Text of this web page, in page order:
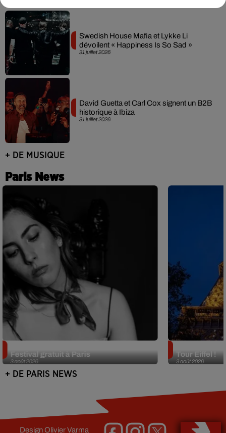
31 juillet 2026
Swedish House Mafia et Lykke Li
dévoilent « Happiness Is So Sad »
31 juillet 2026
David Guetta et Carl Cox signent un B2B
historique à Ibiza
+ DE MUSIQUE
Paris News
3 août 2026
Festival gratuit à Paris
3 août 2026
Tour Eiffel !
+ DE PARIS NEWS
DesignOlivier Varma